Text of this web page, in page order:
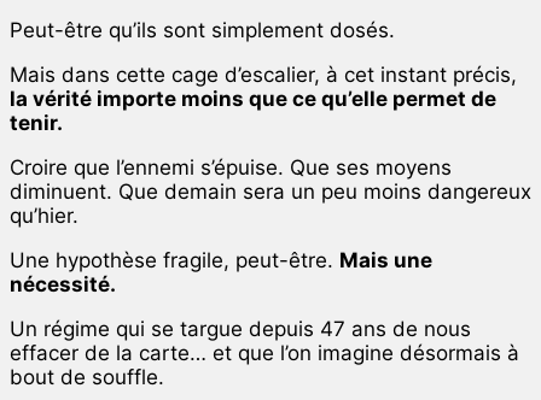
Peut-être qu’ils sont simplement dosés.
Mais dans cette cage d’escalier, à cet instant précis,
la vérité importe moins que ce qu’elle permet de
tenir.
Croire que l’ennemi s’épuise. Que ses moyens
diminuent. Que demain sera un peu moins dangereux
qu’hier.
Une hypothèse fragile, peut-être. Mais une
nécessité.
Un régime qui se targue depuis 47 ans de nous
effacer de la carte… et que l’on imagine désormais à
bout de souffle.